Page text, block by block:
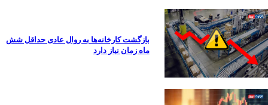
بازگشت کارخانه‌ها به روال عادی حداقل شش
ماه زمان نیاز دارد